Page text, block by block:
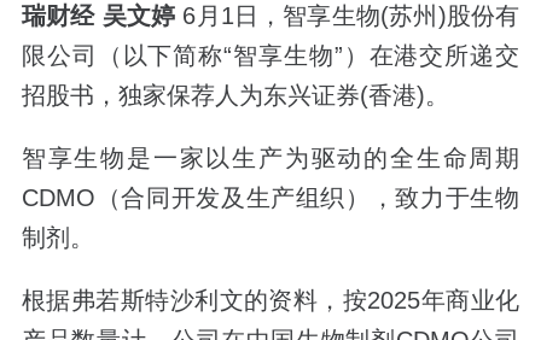
瑞财经 吴文婷 6月1日，智享生物(苏州)股份有
限公司（以下简称“智享生物”）在港交所递交
招股书，独家保荐人为东兴证券(香港)。
智享生物是一家以生产为驱动的全生命周期
CDMO（合同开发及生产组织），致力于生物
制剂。
根据弗若斯特沙利文的资料，按2025年商业化